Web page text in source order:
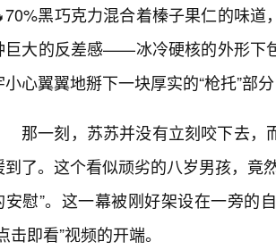
黑巧克力混合着榛子果仁的味
巨大的反差感——冰冷硬核的外形下
小心翼翼地掰下一块厚实的“枪托”部
那一刻，苏苏并没有立刻咬下去
到了。这个看似顽劣的八岁男孩，竟
安慰”。这一幕被刚好架设在一旁的
击即看”视频的开端。